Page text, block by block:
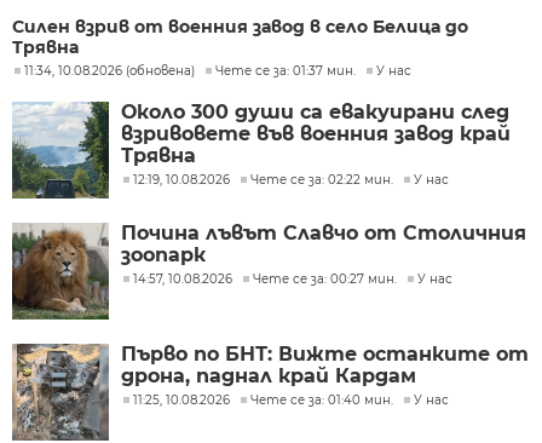
Силен взрив от военния завод в село Белица до
Трявна
11:34, 10.08.2026 (обновена) Чете се за: 01:37 мин. У нас
Около 300 души са евакуирани след
взривовете във военния завод край
Трявна
12:19, 10.08.2026 Чете се за: 02:22 мин. У нас
Почина лъвът Славчо от Столичния
зоопарк
14:57, 10.08.2026 Чете се за: 00:27 мин. У нас
Първо по БНТ: Вижте останките от
дрона, паднал край Кардам
11:25, 10.08.2026 Чете се за: 01:40 мин. У нас